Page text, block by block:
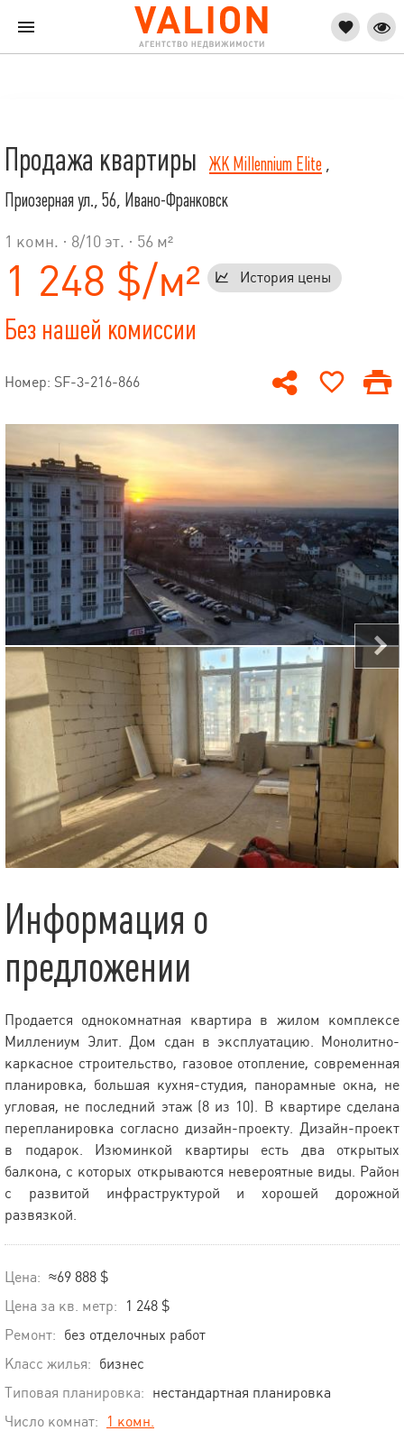
Продажа квартиры ЖК Millennium Elite ,
Приозерная ул., 56, Ивано-Франковск
1 комн. · 8/10 эт. · 56 м²
1 248 $/м²
Без нашей комиссии
История цены
Номер: SF-3-216-866
Информация о
предложении
Продается однокомнатная квартира в жилом комплексе
Миллениум Элит. Дом сдан в эксплуатацию. Монолитно-
каркасное строительство, газовое отопление, современная
планировка, большая кухня-студия, панорамные окна, не
угловая, не последний этаж (8 из 10). В квартире сделана
перепланировка согласно дизайн-проекту. Дизайн-проект
в подарок. Изюминкой квартиры есть два открытых
балкона, с которых открываются невероятные виды. Район
с развитой инфраструктурой и хорошей дорожной
развязкой.
Цена: ≈69 888 $
Цена за кв. метр:
1 248 $
Ремонт: без отделочных работ
Класс жилья: бизнес
Типовая планировка: нестандартная планировка
Число комнат:
1 комн.